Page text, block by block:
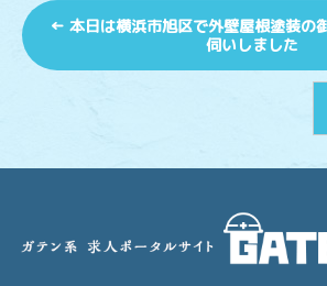
← 本日は横浜市旭区で外壁屋根塗装の
伺いしました